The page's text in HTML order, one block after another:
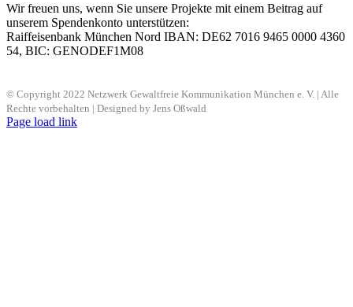
Wir freuen uns, wenn Sie unsere Projekte mit einem Beitrag auf
unserem Spendenkonto unterstützen:
Raiffeisenbank München Nord IBAN: DE62 7016 9465 0000 4360
54, BIC: GENODEF1M08
© Copyright 2022 Netzwerk Gewaltfreie Kommunikation München e. V. | Alle
Rechte vorbehalten | Designed by Jens Oßwald
Page load link